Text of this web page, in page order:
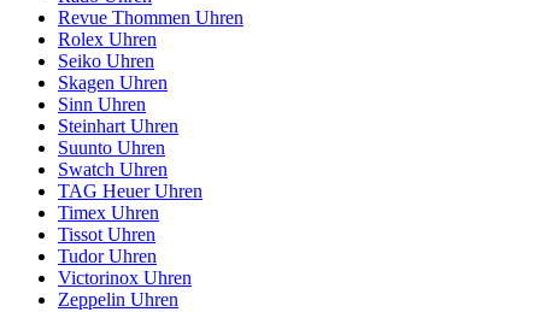
Revue Thommen Uhren
Rolex Uhren
Seiko Uhren
Skagen Uhren
Sinn Uhren
Steinhart Uhren
Suunto Uhren
Swatch Uhren
TAG Heuer Uhren
Timex Uhren
Tissot Uhren
Tudor Uhren
Victorinox Uhren
Zeppelin Uhren